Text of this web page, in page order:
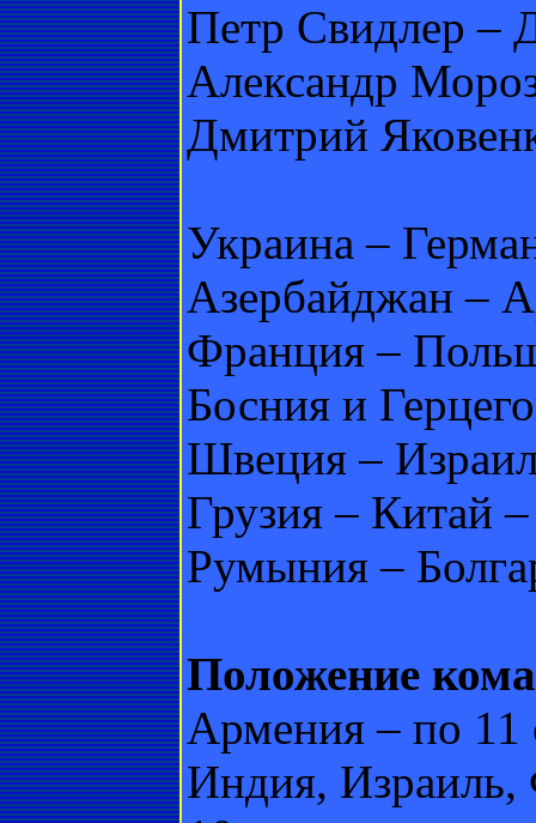
Петр Свидлер –
Александр
Дмитрий
Украина –
Азербайджан –
Франция –
Босния и
Швеция –
Грузия – Китай
Румыния –
Положение
Армения – по 11
Индия,